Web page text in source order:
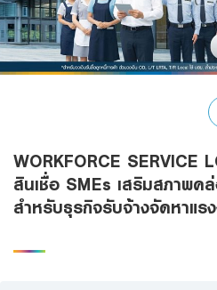
Product
SMEs Loan
Bank
WORKFORCE SERVICE
สินเชื่อ SMEs เสริมสภาพค
สำหรับธุรกิจรับจ้างจัดหาแร